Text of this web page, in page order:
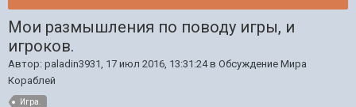
Мои размышления по поводу игры, и
игроков.
Автор: paladin3931, 17 июл 2016, 13:31:24в Обсуждение Мира
Кораблей
Игра.